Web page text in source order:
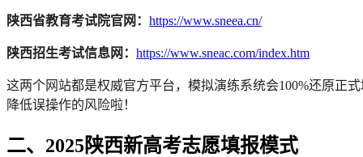
陕西省教育考试院官网： https://www.sneea.cn/
陕西招生考试信息网： https://www.sneac.com/index.htm
这两个网站都是权威官方平台，模拟演练系统会100%还原正
降低误操作的风险啦！
二、2025陕西新高考志愿填报模式